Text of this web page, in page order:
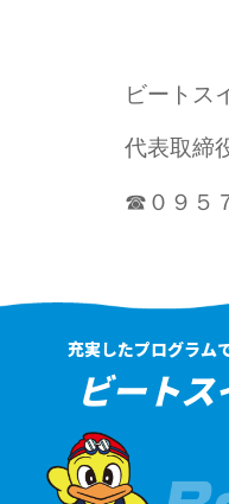
ビートス
代表取締
☎０９５
充実したプログラム
ビート